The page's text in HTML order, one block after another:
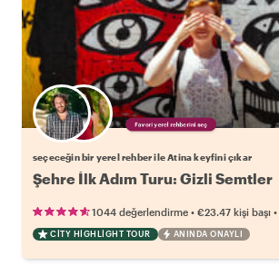
Favori yerel rehberini seç
seçeceğin bir yerel rehber ile Atina keyfini çıkar
Şehre İlk Adım Turu: Gizli Semtler
1044 değerlendirme • €23.47 kişi başı •
CITY HIGHLIGHT TOUR ANINDA ONAYLI